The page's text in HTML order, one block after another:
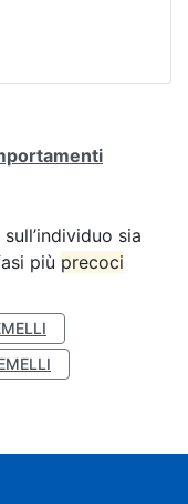
sia
più precoci